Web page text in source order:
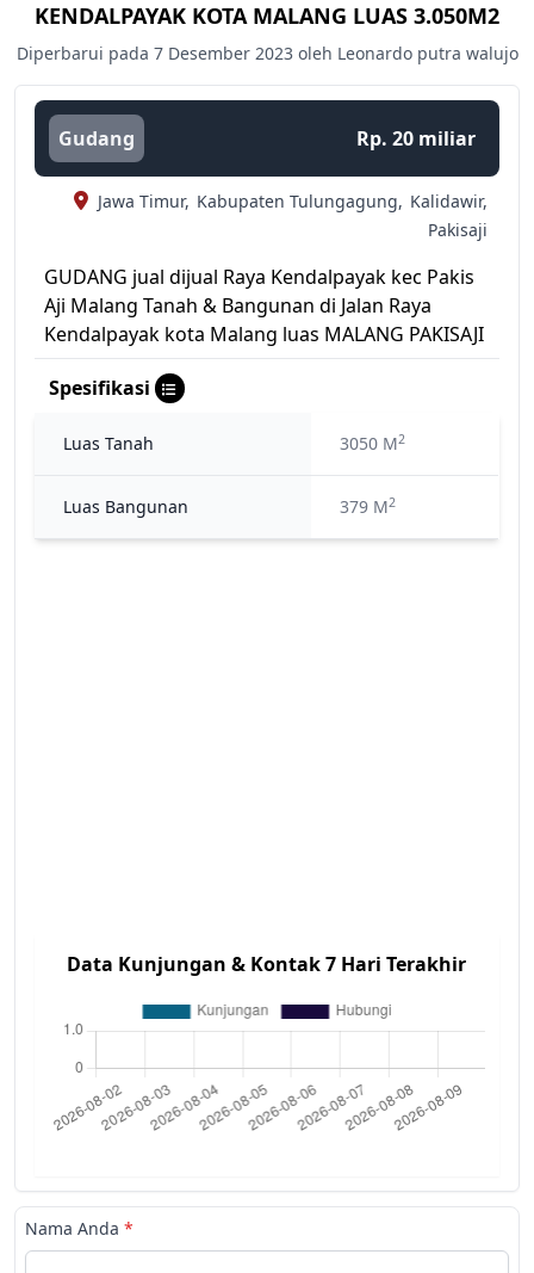
KENDALPAYAK KOTA MALANG LUAS 3.050M2
Diperbarui pada 7 Desember 2023 oleh Leonardo putra walujo
Gudang Rp. 20 miliar
Jawa Timur, Kabupaten Tulungagung, Kalidawir,
Pakisaji
GUDANG jual dijual Raya Kendalpayak kec Pakis
Aji Malang Tanah & Bangunan di Jalan Raya
Kendalpayak kota Malang luas MALANG PAKISAJI
Spesifikasi
Luas Tanah 3050 M2
Luas Bangunan 379 M2
Data Kunjungan & Kontak 7 Hari Terakhir
Nama Anda *